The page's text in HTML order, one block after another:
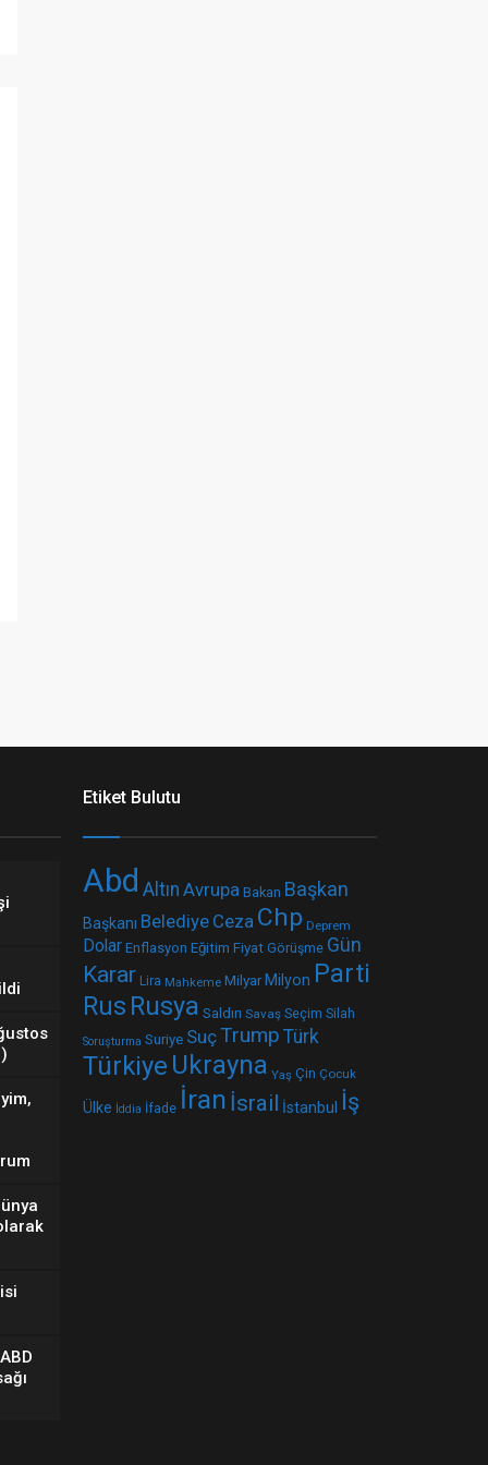
Etiket Bulutu
Abd Altın Avrupa Bakan Başkan
Başkanı Belediye Ceza Chp Deprem
Dolar Enflasyon Eğitim Fiyat Görüşme Gün
Karar Lira Mahkeme Milyar Milyon Parti
Rus Rusya Saldırı Savaş Seçim Silah
Soruşturma Suriye SuçTrump Türk
Türkiye Ukrayna Yaş Çin Çocuk
Ülke İddia İfade İran İsrail İstanbul İş